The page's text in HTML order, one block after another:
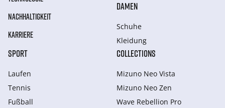
NACHHALTIGKEIT
KARRIERE
DAMEN
Schuhe
Kleidung
SPORT
Laufen
Tennis
Fußball
COLLECTIONS
Mizuno Neo Vista
Mizuno Neo Zen
Wave Rebellion Pro